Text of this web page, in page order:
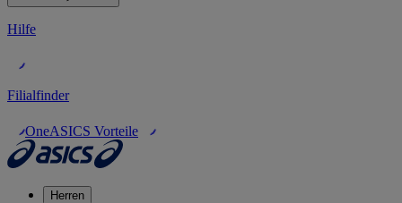
Hilfe
Filialfinder
OneASICS Vorteile
Herren